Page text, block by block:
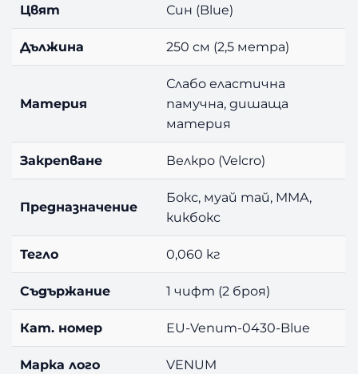
Цвят Син (Blue)
Дължина 250 см (2,5 метра)
Материя
Слабо еластична
памучна, дишаща
материя
Закрепване Велкро (Velcro)
Предназначение
Бокс, муай тай, MMA,
кикбокс
Тегло 0,060 кг
Съдържание 1 чифт (2 броя)
Кат. номер EU-Venum-0430-Blue
Марка лого VENUM